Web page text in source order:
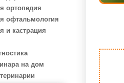
ортопедия
офтальмология
и кастрация
на дом